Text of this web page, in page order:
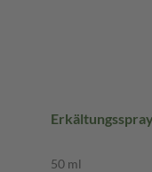
50 ml